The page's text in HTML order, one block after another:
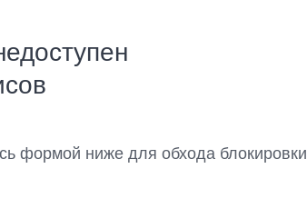
формой ниже для обхода блокировки